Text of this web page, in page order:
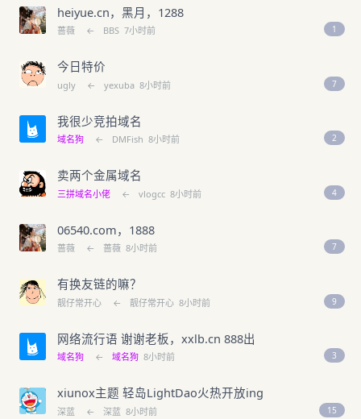
heiyue.cn，黑月，1288
蔷薇 ← BBS 7小时前 1
今日特价
ugly ← yexuba 8小时前 7
我很少竞拍域名
域名狗 ← DMFish 8小时前 2
卖两个金属域名
三拼域名小佬 ← vlogcc 8小时前 4
06540.com，1888
蔷薇 ← 蔷薇 8小时前 7
有换友链的嘛？
靓仔常开心 ← 靓仔常开心 8小时前 9
网络流行语 谢谢老板，xxlb.cn 888出
域名狗 ← 域名狗 8小时前 3
xiunox主题 轻岛LightDao火热开放ing
深蓝 ← 深蓝 8小时前 15